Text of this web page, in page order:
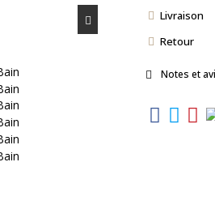
Livraison
Retour
Notes et